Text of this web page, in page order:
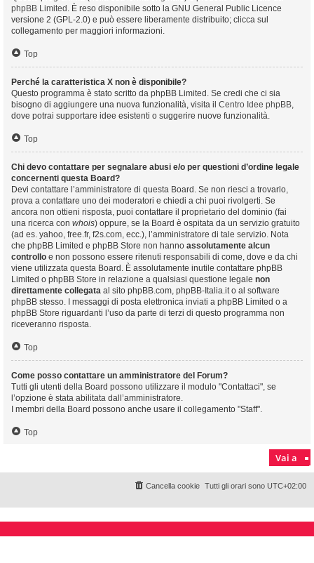
phpBB Limited . È reso disponibile sotto la GNU General Public Licence
versione 2 (GPL-2.0) e può essere liberamente distribuito; clicca sul
collegamento per maggiori informazioni.
Top
Perché la caratteristica X non è disponibile?
Questo programma è stato scritto da phpBB Limited. Se credi che ci sia
bisogno di aggiungere una nuova funzionalità, visita il Centro Idee phpBB,
dove potrai supportare idee esistenti o suggerire nuove funzionalità.
Top
Chi devo contattare per segnalare abusi e/o per questioni d’ordine legale
concernenti questa Board?
Devi contattare l’amministratore di questa Board. Se non riesci a trovarlo,
prova a contattare uno dei moderatori e chiedi a chi puoi rivolgerti. Se
ancora non ottieni risposta, puoi contattare il proprietario del dominio (fai
una ricerca con whois) oppure, se la Board è ospitata da un servizio gratuito
(ad es. yahoo, free.fr, f2s.com, ecc.), l’amministratore di tale servizio. Nota
che phpBB Limited e phpBB Store non hanno assolutamente alcun
controllo e non possono essere ritenuti responsabili di come, dove e da chi
viene utilizzata questa Board. È assolutamente inutile contattare phpBB
Limited o phpBB Store in relazione a qualsiasi questione legale non
direttamente collegata al sito phpBB.com, phpBB-Italia.it o al software
phpBB stesso. I messaggi di posta elettronica inviati a phpBB Limited o a
phpBB Store riguardanti l’uso da parte di terzi di questo programma non
riceveranno risposta.
Top
Come posso contattare un amministratore del Forum?
Tutti gli utenti della Board possono utilizzare il modulo "Contattaci", se
l’opzione è stata abilitata dall’amministratore.
I membri della Board possono anche usare il collegamento "Staff".
Top
Vai a
Tutti gli orari sono UTC+02:00
Cancella cookie